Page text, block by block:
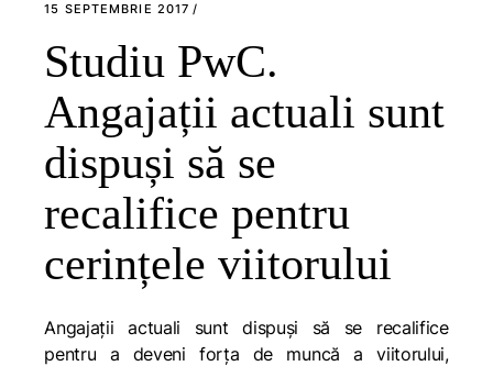
15 SEPTEMBRIE 2017
Studiu PwC.
Angajații actuali sunt
dispuși să se
recalifice pentru
cerințele viitorului
Angajații actuali sunt dispuși să se recalifice
pentru a deveni forța de muncă a viitorului,